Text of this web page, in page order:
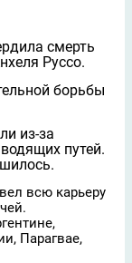
смерть
Руссо.
борьбы
из‑за
путей.
всю карьеру
Парагвае,